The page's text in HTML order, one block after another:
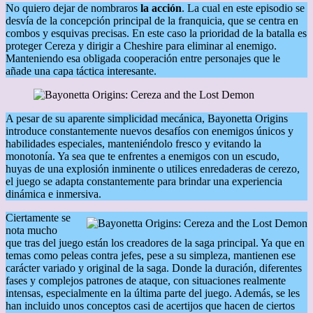
No quiero dejar de nombraros la acción. La cual en este episodio se
desvía de la concepción principal de la franquicia, que se centra en
combos y esquivas precisas. En este caso la prioridad de la batalla es
proteger Cereza y dirigir a Cheshire para eliminar al enemigo.
Manteniendo esa obligada cooperación entre personajes que le
añade una capa táctica interesante.
A pesar de su aparente simplicidad mecánica, Bayonetta Origins
introduce constantemente nuevos desafíos con enemigos únicos y
habilidades especiales, manteniéndolo fresco y evitando la
monotonía. Ya sea que te enfrentes a enemigos con un escudo,
huyas de una explosión inminente o utilices enredaderas de cerezo,
el juego se adapta constantemente para brindar una experiencia
dinámica e inmersiva.
Ciertamente se
nota mucho
que tras del juego están los creadores de la saga principal. Ya que en
temas como peleas contra jefes, pese a su simpleza, mantienen ese
carácter variado y original de la saga. Donde la duración, diferentes
fases y complejos patrones de ataque, con situaciones realmente
intensas, especialmente en la última parte del juego. Además, se les
han incluido unos conceptos casi de acertijos que hacen de ciertos